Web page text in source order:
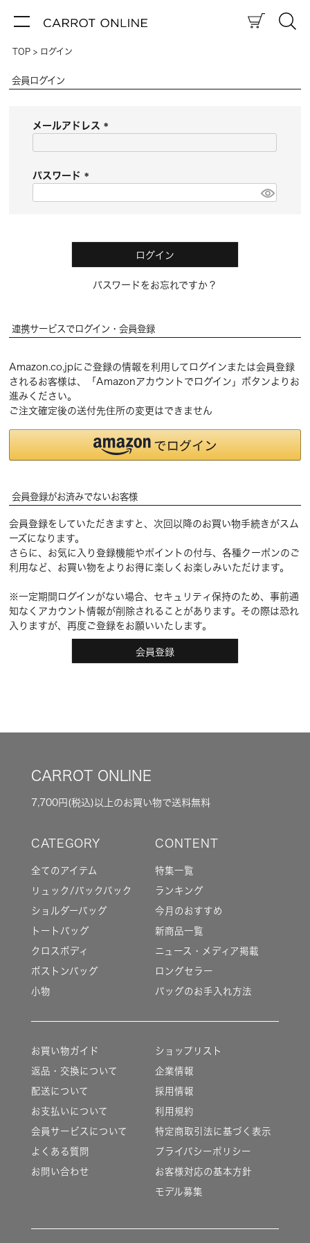
TOP ログイン
会員ログイン
メールアドレス
パスワード
ログイン
パスワードをお忘れですか？
連携サービスでログイン・会員登録
Amazon.co.jpにご登録の情報を利用してログインまたは会員登録
されるお客様は、「Amazonアカウントでログイン」ボタンよりお
進みください。
ご注文確定後の送付先住所の変更はできません
会員登録がお済みでないお客様
会員登録をしていただきますと、次回以降のお買い物手続きがスム
ーズになります。
さらに、お気に入り登録機能やポイントの付与、各種クーポンのご
利用など、お買い物をよりお得に楽しくお楽しみいただけます。
※一定期間ログインがない場合、セキュリティ保持のため、事前通
知なくアカウント情報が削除されることがあります。その際は恐れ
入りますが、再度ご登録をお願いいたします。
会員登録
CARROT ONLINE
7,700円(税込)以上のお買い物で送料無料
全てのアイテム
リュック/バックパック
ショルダーバッグ
トートバッグ
クロスボディ
ボストンバッグ
小物
特集一覧
ランキング
今月のおすすめ
新商品一覧
ニュース・メディア掲載
ロングセラー
バッグのお手入れ方法
お買い物ガイド
返品・交換について
配送について
お支払いについて
会員サービスについて
よくある質問
お問い合わせ
ショップリスト
企業情報
採用情報
利用規約
特定商取引法に基づく表示
プライバシーポリシー
お客様対応の基本方針
モデル募集